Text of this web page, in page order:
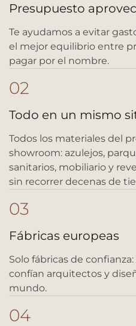
Presupuesto
Te ayudamos a evitar
el mejor equilibrio entre
pagar por el nombre.
02
Todo en un mismo
Todos los materiales del
showroom: azulejos,
sanitarios, mobiliario y
sin recorrer decenas de
03
Fábricas europeas
Solo fábricas de
confían arquitectos y
mundo.
04